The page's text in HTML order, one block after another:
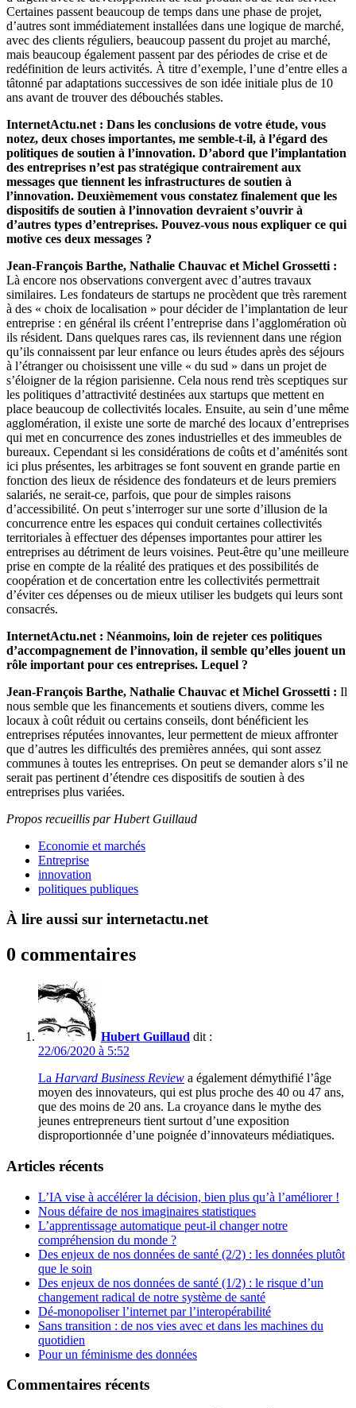
Certaines passent beaucoup de temps dans une phase de projet,
d’autres sont immédiatement installées dans une logique de marché,
avec des clients réguliers, beaucoup passent du projet au marché,
mais beaucoup également passent par des périodes de crise et de
redéfinition de leurs activités. À titre d’exemple, l’une d’entre elles a
tâtonné par adaptations successives de son idée initiale plus de 10
ans avant de trouver des débouchés stables.
InternetActu.net : Dans les conclusions de votre étude, vous
notez, deux choses importantes, me semble-t-il, à l’égard des
politiques de soutien à l’innovation. D’abord que l’implantation
des entreprises n’est pas stratégique contrairement aux
messages que tiennent les infrastructures de soutien à
l’innovation. Deuxièmement vous constatez finalement que les
dispositifs de soutien à l’innovation devraient s’ouvrir à
d’autres types d’entreprises. Pouvez-vous nous expliquer ce qui
motive ces deux messages ?
Jean-François Barthe, Nathalie Chauvac et Michel Grossetti :
Là encore nos observations convergent avec d’autres travaux
similaires. Les fondateurs de startups ne procèdent que très rarement
à des « choix de localisation » pour décider de l’implantation de leur
entreprise : en général ils créent l’entreprise dans l’agglomération où
ils résident. Dans quelques rares cas, ils reviennent dans une région
qu’ils connaissent par leur enfance ou leurs études après des séjours
à l’étranger ou choisissent une ville « du sud » dans un projet de
s’éloigner de la région parisienne. Cela nous rend très sceptiques sur
les politiques d’attractivité destinées aux startups que mettent en
place beaucoup de collectivités locales. Ensuite, au sein d’une même
agglomération, il existe une sorte de marché des locaux d’entreprises
qui met en concurrence des zones industrielles et des immeubles de
bureaux. Cependant si les considérations de coûts et d’aménités sont
ici plus présentes, les arbitrages se font souvent en grande partie en
fonction des lieux de résidence des fondateurs et de leurs premiers
salariés, ne serait-ce, parfois, que pour de simples raisons
d’accessibilité. On peut s’interroger sur une sorte d’illusion de la
concurrence entre les espaces qui conduit certaines collectivités
territoriales à effectuer des dépenses importantes pour attirer les
entreprises au détriment de leurs voisines. Peut-être qu’une meilleure
prise en compte de la réalité des pratiques et des possibilités de
coopération et de concertation entre les collectivités permettrait
d’éviter ces dépenses ou de mieux utiliser les budgets qui leurs sont
consacrés.
InternetActu.net : Néanmoins, loin de rejeter ces politiques
d’accompagnement de l’innovation, il semble qu’elles jouent un
rôle important pour ces entreprises. Lequel ?
Jean-François Barthe, Nathalie Chauvac et Michel Grossetti : Il
nous semble que les financements et soutiens divers, comme les
locaux à coût réduit ou certains conseils, dont bénéficient les
entreprises réputées innovantes, leur permettent de mieux affronter
que d’autres les difficultés des premières années, qui sont assez
communes à toutes les entreprises. On peut se demander alors s’il ne
serait pas pertinent d’étendre ces dispositifs de soutien à des
entreprises plus variées.
Propos recueillis par Hubert Guillaud
Economie et marchés
Entreprise
innovation
politiques publiques
À lire aussi sur internetactu.net
0 commentaires
Hubert Guillaud dit :
22/06/2020 à 5:52
La Harvard Business Review a également démythifié l’âge
moyen des innovateurs, qui est plus proche des 40 ou 47 ans,
que des moins de 20 ans. La croyance dans le mythe des
jeunes entrepreneurs tient surtout d’une exposition
disproportionnée d’une poignée d’innovateurs médiatiques.
Articles récents
L’IA vise à accélérer la décision, bien plus qu’à l’améliorer !
Nous défaire de nos imaginaires statistiques
L’apprentissage automatique peut-il changer notre
compréhension du monde ?
Des enjeux de nos données de santé (2/2) : les données plutôt
que le soin
Des enjeux de nos données de santé (1/2) : le risque d’un
changement radical de notre système de santé
Dé-monopoliser l’internet par l’interopérabilité
Sans transition : de nos vies avec et dans les machines du
quotidien
Pour un féminisme des données
Commentaires récents